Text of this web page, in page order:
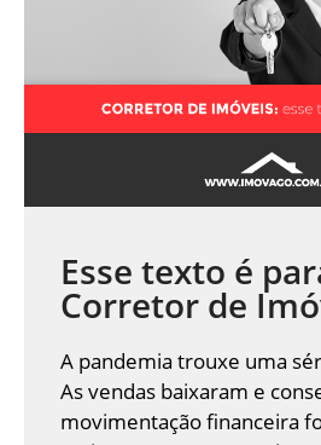
Esse texto é
Corretor de
A pandemia trouxe uma
As vendas baixaram e
movimentação financeira